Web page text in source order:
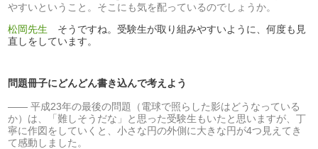
やすいということ。そこにも気を配っているのでしょうか。
松岡先生 そうですね。受験生が取り組みやすいように、何度も見
直しをしています。
問題冊子にどんどん書き込んで考えよう
平成23年の最後の問題（電球で照らした影はどうなっている
か）は、「難しそうだな」と思った受験生もいたと思いますが、丁
寧に作図をしていくと、小さな円の外側に大きな円が4つ見えてき
て感動しました。